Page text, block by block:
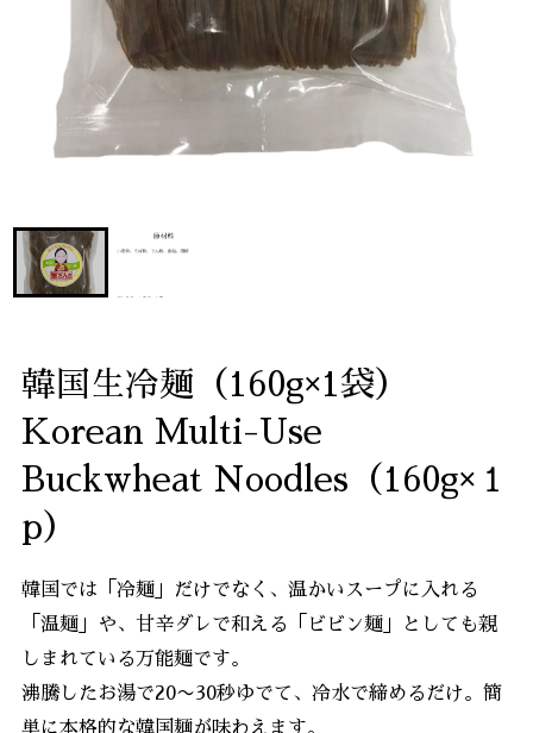
韓国生冷麺（160g×1袋）
Korean Multi-Use
Buckwheat Noodles（160g×１
p）
韓国では「冷麺」だけでなく、温かいスープに入れる
「温麺」や、甘辛ダレで和える「ビビン麺」としても親
しまれている万能麺です。
沸騰したお湯で20〜30秒ゆでて、冷水で締めるだけ。簡
単に本格的な韓国麺が味わえます。